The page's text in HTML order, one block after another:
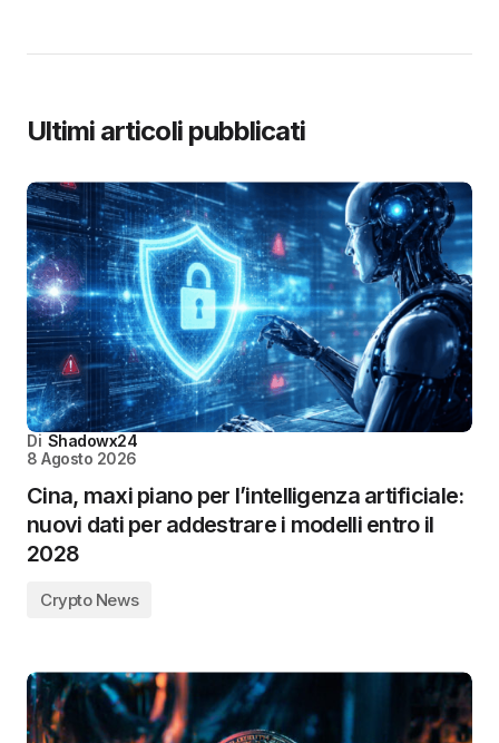
Ultimi articoli pubblicati
Di Shadowx24
8 Agosto 2026
Cina, maxi piano per l’intelligenza artificiale:
nuovi dati per addestrare i modelli entro il
2028
Crypto News